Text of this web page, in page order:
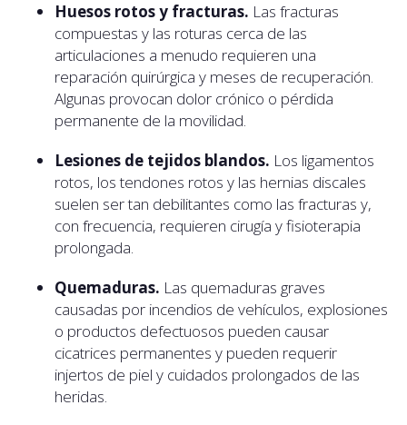
Huesos rotos y fracturas. Las fracturas
compuestas y las roturas cerca de las
articulaciones a menudo requieren una
reparación quirúrgica y meses de recuperación.
Algunas provocan dolor crónico o pérdida
permanente de la movilidad.
Lesiones de tejidos blandos. Los ligamentos
rotos, los tendones rotos y las hernias discales
suelen ser tan debilitantes como las fracturas y,
con frecuencia, requieren cirugía y fisioterapia
prolongada.
Quemaduras. Las quemaduras graves
causadas por incendios de vehículos, explosiones
o productos defectuosos pueden causar
cicatrices permanentes y pueden requerir
injertos de piel y cuidados prolongados de las
heridas.